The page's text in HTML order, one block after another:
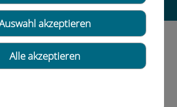
akzeptieren
Alle akzeptieren
ist das feinste, heute existierende
es dem Anwender, punktgenau